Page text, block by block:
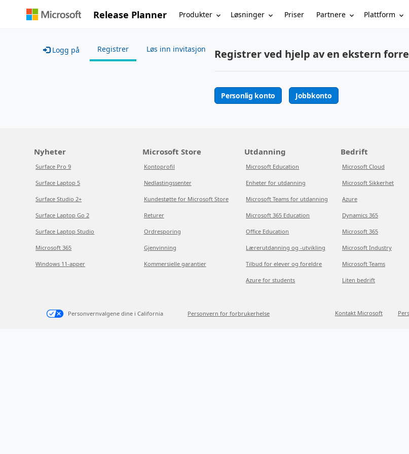
Release Planner Produkter Løsninger Priser Partnere Plattform
Logg på Registrer Løs inn invitasjon Registrer ved hjelp av en ekstern
Personlig konto Jobbkonto
Nyheter
Surface Pro 9
Surface Laptop 5
Surface Studio 2+
Surface Laptop Go 2
Surface Laptop Studio
Microsoft 365
Windows 11-apper
Microsoft Store
Kontoprofil
Nedlastingssenter
Kundestøtte for Microsoft Store
Returer
Ordresporing
Gjenvinning
Kommersielle garantier
Utdanning
Microsoft Education
Enheter for utdanning
Microsoft Teams for utdanning
Microsoft 365 Education
Office Education
Lærerutdanning og -utvikling
Tilbud for elever og foreldre
Azure for students
Bedrift
Microsoft Cloud
Microsoft Sikkerhet
Azure
Dynamics 365
Microsoft 365
Microsoft Industry
Microsoft Teams
Liten bedrift
Personvernvalgene dine i California Personvern for forbrukerhelse Kontakt Microsoft